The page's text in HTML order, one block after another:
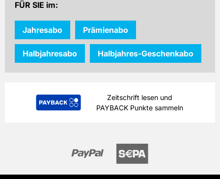
FÜR SIE im:
Jahresabo Prämienabo
Halbjahresabo Halbjahres-Geschenkabo
Zeitschrift lesen und
PAYBACK Punkte sammeln